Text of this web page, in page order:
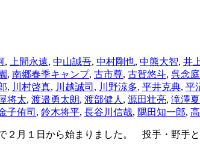
, 上間永遠, 中山誠吾, 中村剛也, 中熊大智, 井
, 南郷春季キャンプ, 古市尊, 古賀悠斗, 呉念庭
, 川村啓真, 川越誠司 , 川野涼多, 平井克典, 平
将太, 渡邉勇太朗, 渡部健人 , 源田壮亮, 滝澤
子侑司 , 鈴木将平, 長谷川信哉, 隅田知一郎,
２月１日から始まりました。 投手・野